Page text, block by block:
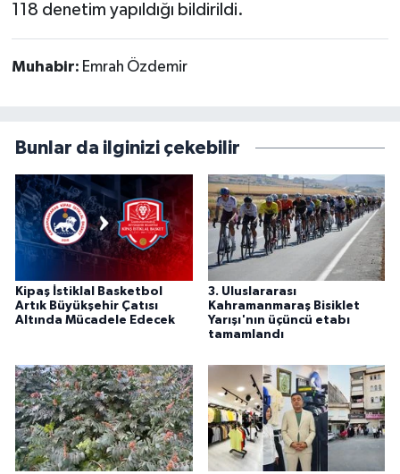
118 denetim yapıldığı bildirildi.
Muhabir: Emrah Özdemir
Bunlar da ilginizi çekebilir
Kipaş İstiklal Basketbol
Artık Büyükşehir Çatısı
Altında Mücadele Edecek
3. Uluslararası
Kahramanmaraş Bisiklet
Yarışı'nın üçüncü etabı
tamamlandı